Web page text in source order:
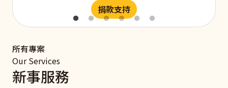
捐款支持
所有專案
Our Services
新事服務